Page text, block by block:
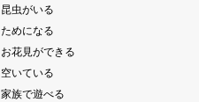
昆虫がいる
ためになる
お花見ができる
空いている
家族で遊べる